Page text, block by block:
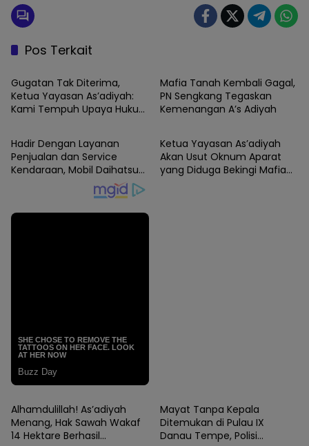
Pos Terkait
WAJO
Gugatan Tak Diterima,
Ketua Yayasan As’adiyah:
Kami Tempuh Upaya Hukum
Mafia Tanah Kembali Gagal,
PN Sengkang Tegaskan
Kemenangan A’s Adiyah
Berita
Hadir Dengan Layanan
Penjualan dan Service
Kendaraan, Mobil Daihatsu
Semakin Diminati Warga
WAJO
Ketua Yayasan As’adiyah
Akan Usut Oknum Aparat
yang Diduga Bekingi Mafia
Alhamdulillah! As’adiyah
Menang, Hak Sawah Wakaf
14 Hektare Berhasil
Mayat Tanpa Kepala
Ditemukan di Pulau IX
Danau Tempe, Polisi